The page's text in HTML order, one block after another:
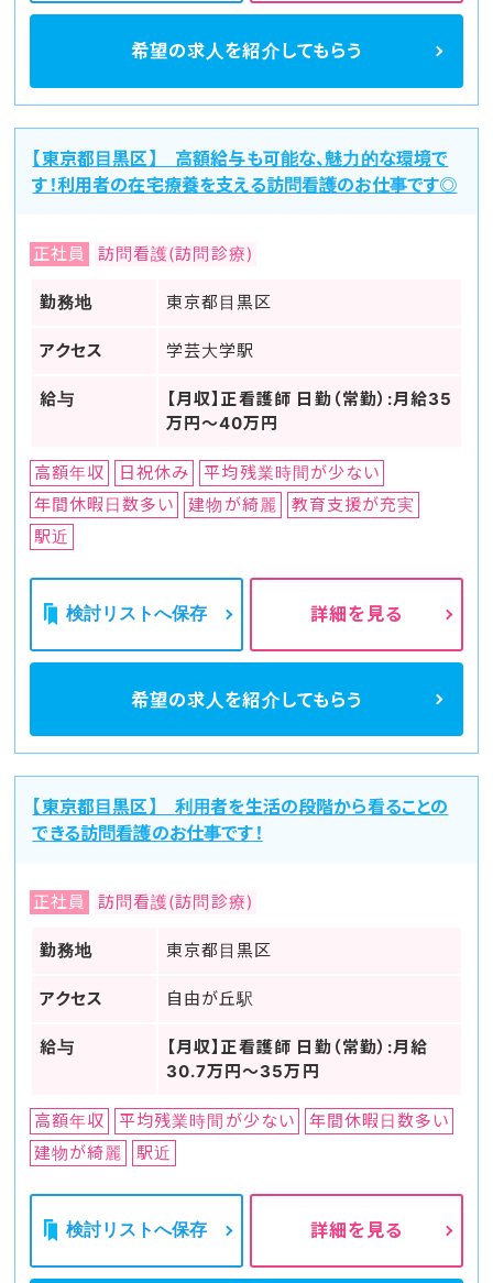
希望の求人を紹介してもらう
【東京都目黒区】 高額給与も可能な、魅力的な環境で
す！利用者の在宅療養を支える訪問看護のお仕事です◎
正社員 訪問看護(訪問診療)
勤務地 東京都目黒区
アクセス 学芸大学駅
給与
【月収】正看護師 日勤（常勤）:月給35
万円～40万円
高額年収 日祝休み
平均残業時間が少ない
年間休暇日数多い
建物が綺麗
教育支援が充実
駅近
検討リストへ保存 詳細を見る
希望の求人を紹介してもらう
【東京都目黒区】 利用者を生活の段階から看ることの
できる訪問看護のお仕事です！
正社員 訪問看護(訪問診療)
勤務地 東京都目黒区
アクセス 自由が丘駅
給与
【月収】正看護師 日勤（常勤）:月給
30.7万円～35万円
高額年収 平均残業時間が少ない
年間休暇日数多い
建物が綺麗
駅近
検討リストへ保存 詳細を見る